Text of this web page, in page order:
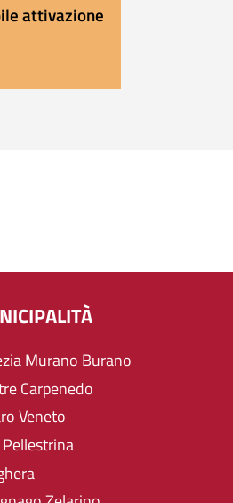
attivazione
Murano Burano
Carpenedo
Veneto
Pellestrina